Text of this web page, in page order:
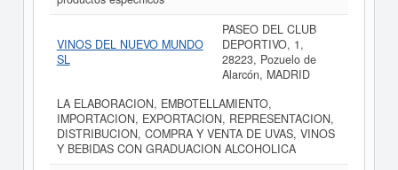
VINOS DEL NUEVO MUNDO
SL
PASEO DEL CLUB
DEPORTIVO, 1,
28223, Pozuelo de
Alarcón, MADRID
LA ELABORACION, EMBOTELLAMIENTO,
IMPORTACION, EXPORTACION, REPRESENTACION,
DISTRIBUCION, COMPRA Y VENTA DE UVAS, VINOS
Y BEBIDAS CON GRADUACION ALCOHOLICA